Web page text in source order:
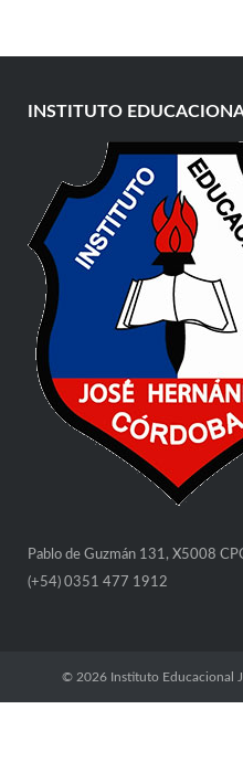
INSTITUTO
Pablo de Guzmán 131, X5008
(+54) 0351 477 1912
© 2026 Instituto Educacional